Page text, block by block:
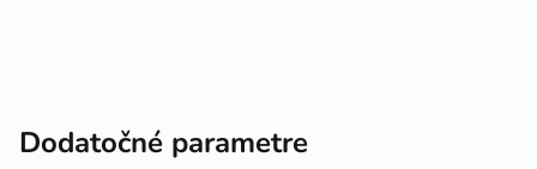
Dodatočné parametre